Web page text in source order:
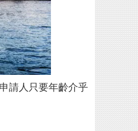
請人只要年齡介乎